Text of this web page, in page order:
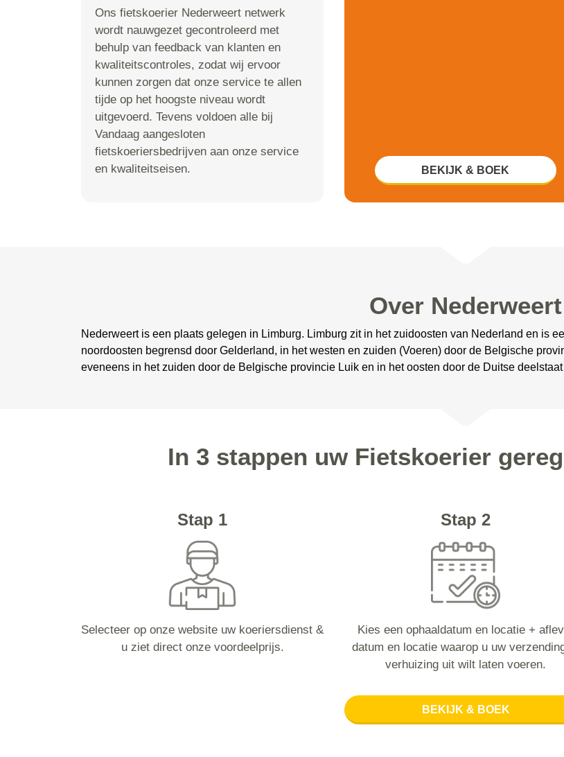
Ons fietskoerier Nederweert netwerk
wordt nauwgezet gecontroleerd met
behulp van feedback van klanten en
kwaliteitscontroles, zodat wij ervoor
kunnen zorgen dat onze service te allen
tijde op het hoogste niveau wordt
uitgevoerd. Tevens voldoen alle bij
Vandaag aangesloten
fietskoeriersbedrijven aan onze service
en kwaliteitseisen.
BEKIJK & BOEK
Over Nederweert
Nederweert is een plaats gelegen in Limburg. Limburg zit in het zuidoosten van Nederland en is
noordoosten begrensd door Gelderland, in het westen en zuiden (Voeren) door de Belgische
eveneens in het zuiden door de Belgische provincie Luik en in het oosten door de Duitse
In 3 stappen uw Fietskoerier
Stap 1
Selecteer op onze website uw koeriersdienst &
u ziet direct onze voordeelprijs.
Stap 2
Kies een ophaaldatum en locatie +
datum en locatie waarop u uw
verhuizing uit wilt laten voeren.
BEKIJK & BOEK